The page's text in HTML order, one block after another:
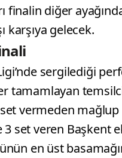
finalin diğer
karşıya gelecek.
sergilediği
tamamlayan
vermeden mağlup
set veren Başkent
en üst